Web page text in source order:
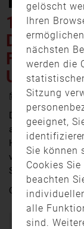
150-
DER
8.
Die Sommerzeit
auch die
Herzen
verteilt ihr 150-
Startschuss der
Quelle:RFO
Bayern
gelöscht
Ihren
nächsten
werden die
Sitzung
geeignet,
Sie können
Cookies
beachten
alle
sind.